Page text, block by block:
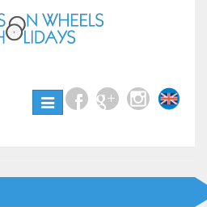
Toggle
navigation